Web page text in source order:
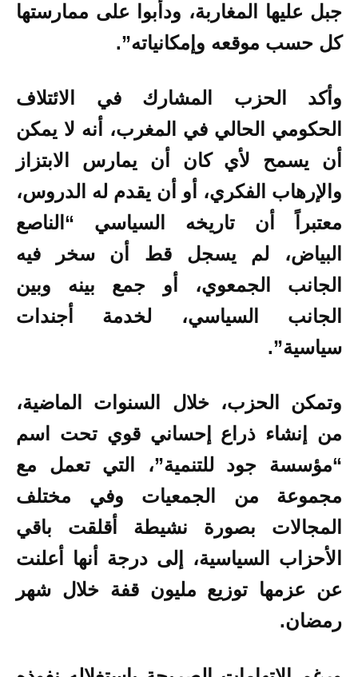
جبل عليها المغاربة، ودأبوا على ممارستها
كل حسب موقعه وإمكانياته”.
وأكد الحزب المشارك في الائتلاف
الحكومي الحالي في المغرب، أنه لا يمكن
أن يسمح لأي كان أن يمارس الابتزاز
والإرهاب الفكري، أو أن يقدم له الدروس،
معتبراً أن تاريخه السياسي “الناصع
البياض، لم يسجل قط أن سخر فيه
الجانب الجمعوي، أو جمع بينه وبين
الجانب السياسي، لخدمة أجندات
سياسية”.
وتمكن الحزب، خلال السنوات الماضية،
من إنشاء ذراع إحساني قوي تحت اسم
“مؤسسة جود للتنمية”، التي تعمل مع
مجموعة من الجمعيات وفي مختلف
المجالات بصورة نشيطة أقلقت باقي
الأحزاب السياسية، إلى درجة أنها أعلنت
عن عزمها توزيع مليون قفة خلال شهر
رمضان.